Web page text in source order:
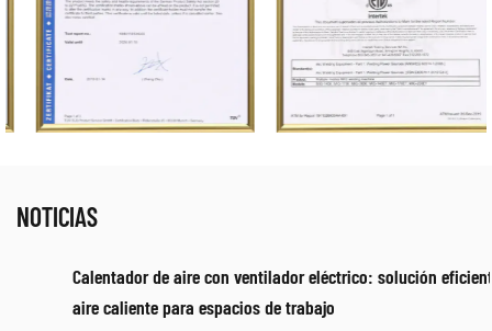
NOTICIAS
Calentador de aire con ventilador eléctrico: solución eficiente de
aire caliente para espacios de trabajo